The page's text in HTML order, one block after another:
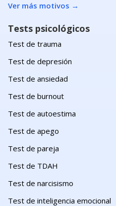
Ver más motivos →
Tests psicológicos
Test de trauma
Test de depresión
Test de ansiedad
Test de burnout
Test de autoestima
Test de apego
Test de pareja
Test de TDAH
Test de narcisismo
Test de inteligencia emocional